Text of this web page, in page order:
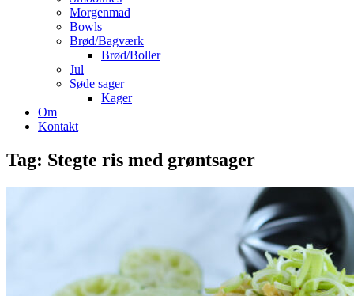
Morgenmad
Bowls
Brød/Bagværk
Brød/Boller
Jul
Søde sager
Kager
Om
Kontakt
Tag: Stegte ris med grøntsager